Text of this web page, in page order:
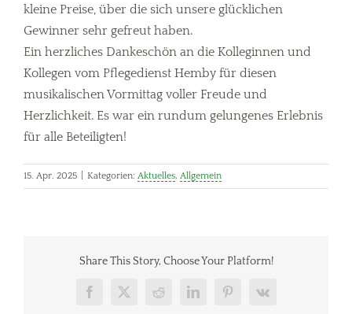
kleine Preise, über die sich unsere glücklichen
Gewinner sehr gefreut haben.
Ein herzliches Dankeschön an die Kolleginnen und
Kollegen vom Pflegedienst Hemby für diesen
musikalischen Vormittag voller Freude und
Herzlichkeit. Es war ein rundum gelungenes Erlebnis
für alle Beteiligten!
15. Apr. 2025 Kategorien: Aktuelles, Allgemein
Share This Story, Choose Your Platform!
Facebook
X RedditLinkedInPinterest
Vk